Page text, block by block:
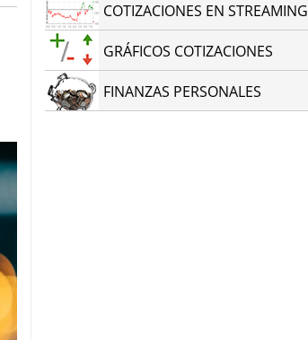
COTIZACIONES EN STREAMING
GRÁFICOS COTIZACIONES
FINANZAS PERSONALES